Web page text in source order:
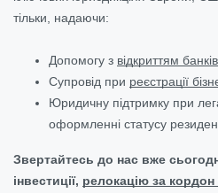
тільки, надаючи:
Допомогу з відкриттям
Супровід при реєстрації
Юридичну підтримку при
оформленні статусу
Звертайтесь до нас вже
інвестиції, релокацію за кордон